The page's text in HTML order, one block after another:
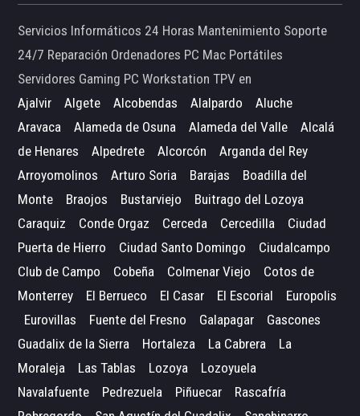
Servicios Informáticos 24 Horas Mantenimiento Soporte
24/7 Reparación Ordenadores PC Mac Portátiles
Servidores Gaming PC Workstation TPV en
Ajalvir
Algete Alcobendas Alalpardo
Aluche
Aravaca
Alameda de Osuna Alameda del Valle
Alcalá
de Henares
Alpedrete Alcorcón
Arganda del Rey
Arroyomolinos
Arturo Soria Barajas
Boadilla del
Monte
Braojos Bustarviejo
Buitrago del Lozoya
Caraquiz
Conde Orgaz Cerceda Cercedilla
Ciudad
Puerta de Hierro
Ciudad Santo Domingo
Ciudalcampo
Club de Campo
Cobeña Colmenar Viejo
Cotos de
Monterrey
El Berrueco El Casar El Escorial
Europolis
Eurovillas
Fuente del Fresno Galapagar
Gascones
Guadalix de la Sierra
Hortaleza La Cabrera
La
Moraleja
Las Tablas Lozoya
Lozoyuela
Navalafuente
Pedrezuela Piñuecar
Rascafría